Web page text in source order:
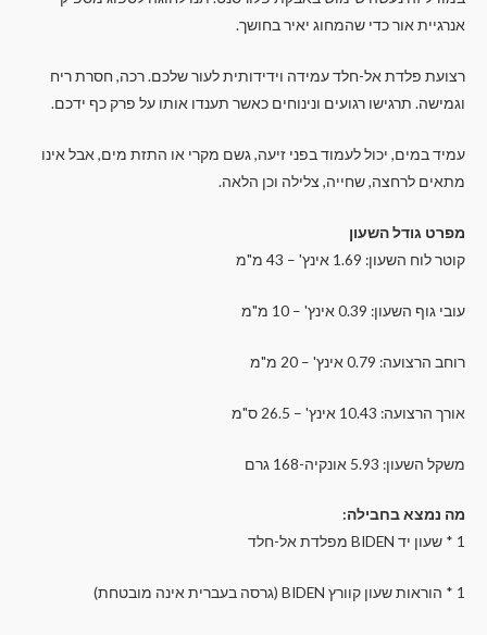
אנרגיית אור כדי שהמחוג יאיר בחושך.
רצועת פלדת אל-חלד עמידה וידידותית לעור שלכם. רכה, חסרת ריח
וגמישה. תרגישו רגועים ונינוחים כאשר תענדו אותו על פרק כף ידכם.
עמיד במים, יכול לעמוד בפני זיעה, גשם מקרי או התזת מים, אבל אינו
מתאים לרחצה, שחייה, צלילה וכן הלאה.
מפרט גודל השעון
קוטר לוח השעון: 1.69 אינץ' – 43 מ"מ
עובי גוף השעון: 0.39 אינץ' – 10 מ"מ
רוחב הרצועה: 0.79 אינץ' – 20 מ"מ
אורך הרצועה: 10.43 אינץ' – 26.5 ס"מ
משקל השעון: 5.93 אונקיה-168 גרם
מה נמצא בחבילה:
1 * שעון יד BIDEN מפלדת אל-חלד
1 * הוראות שעון קוורץ BIDEN (גרסה בעברית אינה מובטחת)